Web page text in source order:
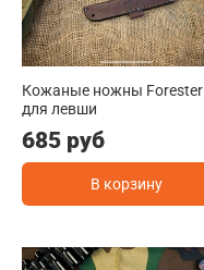
Кожаные ножны Forester
для левши
685 руб
В корзину